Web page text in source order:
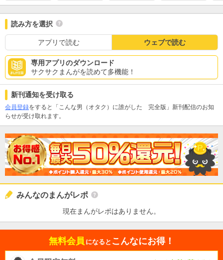
読み方を選択
アプリで読む ウェブで読む
専用アプリのダウンロード
サクサクまんがを読めて多機能！
新刊通知を受け取る
会員登録をすると「こんな男（オタク）に誰がした 完全版」新刊配信のお知
らせが受け取れます。
みんなのまんがレポ
現在まんがレポはありません。
無料会員 になると こんなにお得！